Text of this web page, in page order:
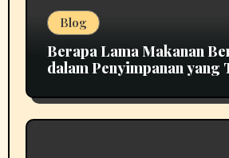
Blog
Berapa Lama Makanan
dalam Penyimpanan yang